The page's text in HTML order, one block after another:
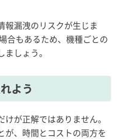
報漏洩のリスクが生じま
合もあるため、機種ごとの
しょう。
よう
が正解ではありません。
が、時間とコストの両方を